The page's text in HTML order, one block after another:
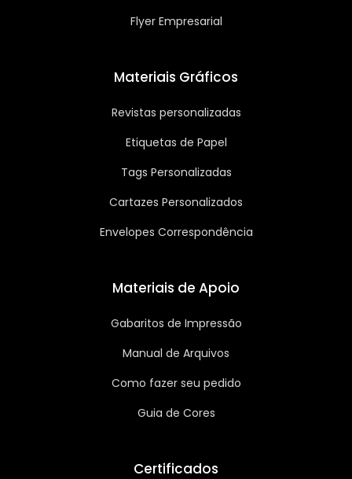
Flyer Empresarial
Materiais Gráficos
Revistas personalizadas
Etiquetas de Papel
Tags Personalizadas
Cartazes Personalizados
Envelopes Correspondência
Materiais de Apoio
Gabaritos de Impressão
Manual de Arquivos
Como fazer seu pedido
Guia de Cores
Certificados